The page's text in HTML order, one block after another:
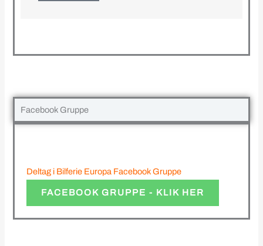
Facebook Gruppe
Deltag i Bilferie Europa Facebook Gruppe
FACEBOOK GRUPPE - KLIK HER